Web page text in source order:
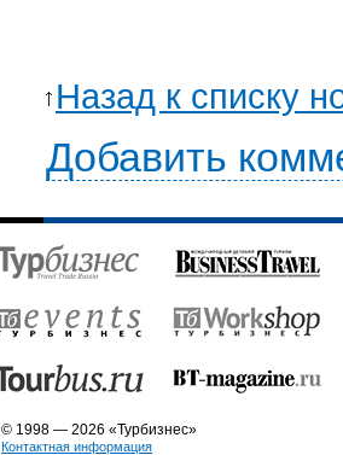
Назад к списку
Добавить
© 1998 — 2026 «Турбизнес»
Контактная информация